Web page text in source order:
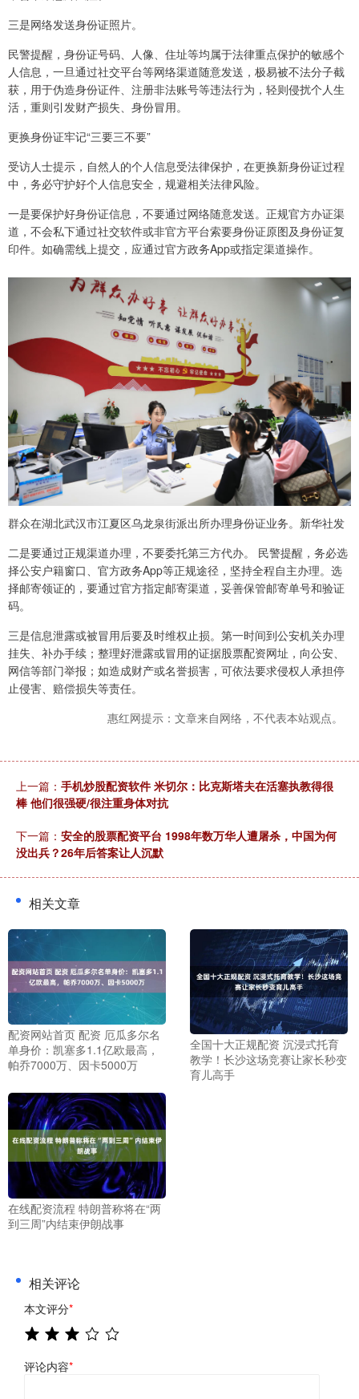
三是网络发送身份证照片。
民警提醒，身份证号码、人像、住址等均属于法律重点保护的敏感个
人信息，一旦通过社交平台等网络渠道随意发送，极易被不法分子截
获，用于伪造身份证件、注册非法账号等违法行为，轻则侵扰个人生
活，重则引发财产损失、身份冒用。
更换身份证牢记“三要三不要”
受访人士提示，自然人的个人信息受法律保护，在更换新身份证过程
中，务必守护好个人信息安全，规避相关法律风险。
一是要保护好身份证信息，不要通过网络随意发送。正规官方办证渠
道，不会私下通过社交软件或非官方平台索要身份证原图及身份证复
印件。如确需线上提交，应通过官方政务App或指定渠道操作。
群众在湖北武汉市江夏区乌龙泉街派出所办理身份证业务。新华社发
二是要通过正规渠道办理，不要委托第三方代办。 民警提醒，务必选
择公安户籍窗口、官方政务App等正规途径，坚持全程自主办理。选
择邮寄领证的，要通过官方指定邮寄渠道，妥善保管邮寄单号和验证
码。
三是信息泄露或被冒用后要及时维权止损。第一时间到公安机关办理
挂失、补办手续；整理好泄露或冒用的证据股票配资网址，向公安、
网信等部门举报；如造成财产或名誉损害，可依法要求侵权人承担停
止侵害、赔偿损失等责任。
惠红网提示：文章来自网络，不代表本站观点。
上一篇： 手机炒股配资软件 米切尔：比克斯塔夫在活塞执教得很
棒 他们很强硬/很注重身体对抗
下一篇： 安全的股票配资平台 1998年数万华人遭屠杀，中国为何
没出兵？26年后答案让人沉默
相关文章
配资网站首页 配资 厄瓜多尔名
单身价：凯塞多1.1亿欧最高，
帕乔7000万、因卡5000万
全国十大正规配资 沉浸式托育
教学！长沙这场竞赛让家长秒变
育儿高手
在线配资流程 特朗普称将在“两
到三周”内结束伊朗战事
相关评论
本文评分*
评论内容*